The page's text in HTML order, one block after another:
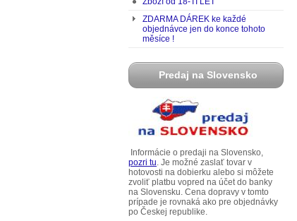
ZDARMA DÁREK ke každé
objednávce jen do konce tohoto
měsíce !
Predaj na Slovensko
Informácie o predaji na Slovensko,
pozri tu. Je možné zaslať tovar v
hotovosti na dobierku alebo si môžete
zvoliť platbu vopred na účet do banky
na Slovensku. Cena dopravy v tomto
prípade je rovnaká ako pre objednávky
po Českej republike.